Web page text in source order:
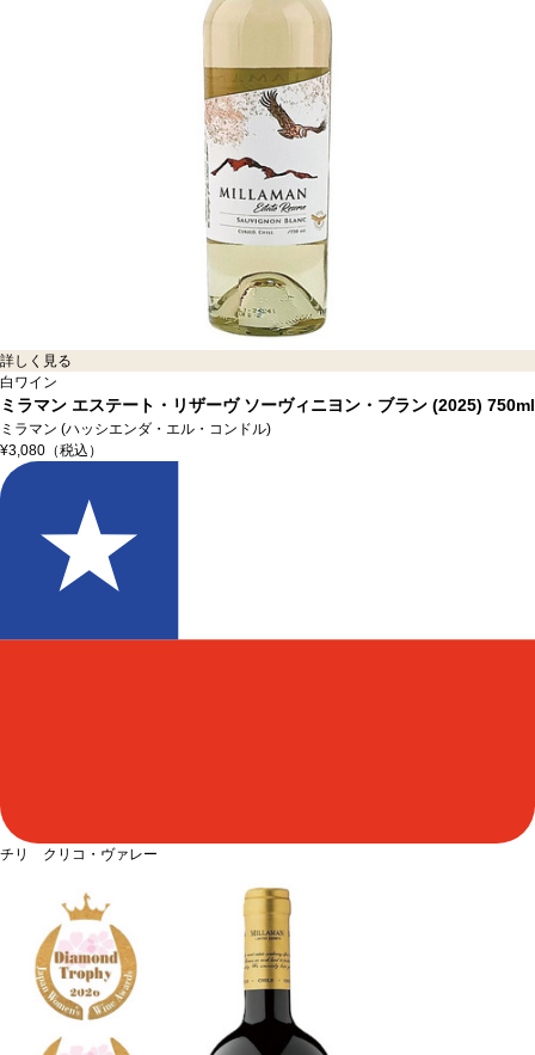
詳しく見る
白ワイン
ミラマン エステート・リザーヴ ソーヴィニヨン・ブラン (2025) 750ml
ミラマン (ハッシエンダ・エル・コンドル)
¥3,080 （税込）
チリ クリコ・ヴァレー